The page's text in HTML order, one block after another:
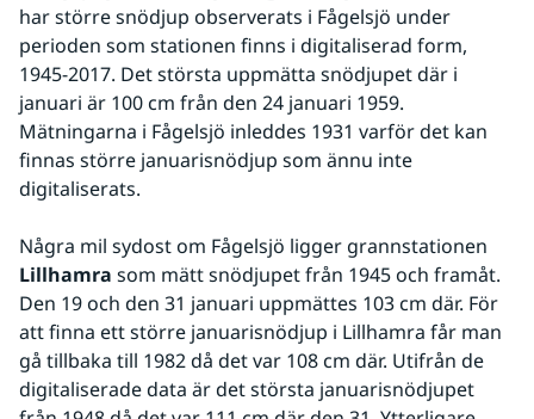
har större snödjup observerats i Fågelsjö under
perioden som stationen finns i digitaliserad form,
1945-2017. Det största uppmätta snödjupet där i
januari är 100 cm från den 24 januari 1959.
Mätningarna i Fågelsjö inleddes 1931 varför det kan
finnas större januarisnödjup som ännu inte
digitaliserats.
Lillhamra som mätt snödjupet från 1945 och framåt.
Den 19 och den 31 januari uppmättes 103 cm där. För
att finna ett större januarisnödjup i Lillhamra får man
gå tillbaka till 1982 då det var 108 cm där. Utifrån de
digitaliserade data är det största januarisnödjupet